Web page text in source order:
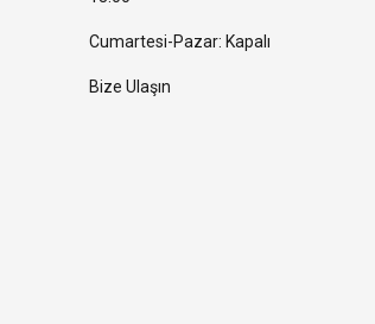
Cumartesi-Pazar: Kapalı
Bize Ulaşın